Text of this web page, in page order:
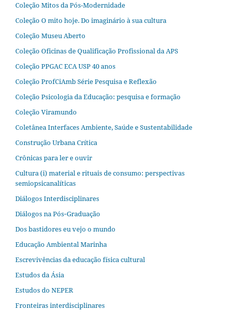
Coleção Mitos da Pós-Modernidade
Coleção O mito hoje. Do imaginário à sua cultura
Coleção Museu Aberto
Coleção Oficinas de Qualificação Profissional da APS
Coleção PPGAC ECA USP 40 anos
Coleção ProfCiAmb Série Pesquisa e Reflexão
Coleção Psicologia da Educação: pesquisa e formação
Coleção Viramundo
Coletânea Interfaces Ambiente, Saúde e Sustentabilidade
Construção Urbana Crítica
Crônicas para ler e ouvir
Cultura (i) material e rituais de consumo: perspectivas
semiopsicanalíticas
Diálogos Interdisciplinares
Diálogos na Pós‐Graduação
Dos bastidores eu vejo o mundo
Educação Ambiental Marinha
Escrevivências da educação física cultural
Estudos da Ásia​
Estudos do NEPER
Fronteiras interdisciplinares